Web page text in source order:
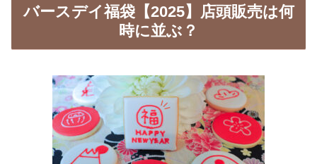
バースデイ福袋【2025】店頭販売は何
時に並ぶ？